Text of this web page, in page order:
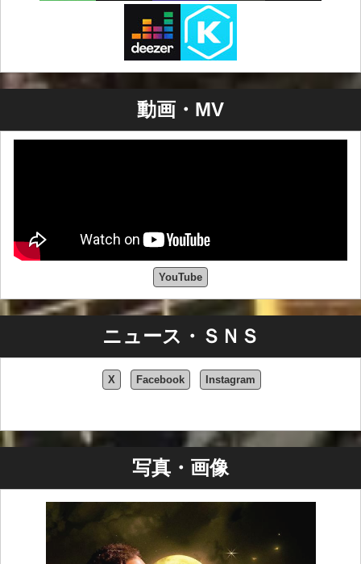
動画・MV
YouTube
ニュース・ＳＮＳ
X Facebook Instagram
写真・画像